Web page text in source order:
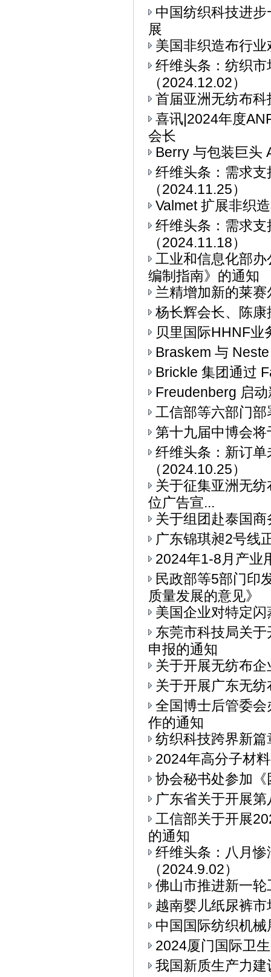
中国纺织科技进
展
美国非织造布行
纤维头条：纺织
（2024.12.02）
首届亚洲无纺布
喜讯|2024年度
会长
Berry 与包装巨头
纤维头条：需求
（2024.11.25）
Valmet 扩展非织
纤维头条：需求
（2024.11.18）
工业和信息化部
编制指南》的通知
兰精增加新的莱
杨长辉会长、陈
贝里国际HHNF业
Braskem 与
Brickle 集团通过
Freudenberg 启
工信部等六部门
第十九届中博会
纤维头条：新订
（2024.10.25）
关于征集亚洲无
位广告宣...
关于组团赴泰国
广东锦琪昶2号线
2024年1-8月产业
民政部等5部门印
质量发展的意见》
美国企业对特定
东莞市科技局关
申报的通知
关于开展无纺布
关于开展广东无
全国博士后管委
作的通知
纺织科技跨界新
2024年高分子材
协会秘书处参加
广东省关于开展
工信部关于开展
的通知
纤维头条：八月
（2024.9.02）
佛山市推进新一
越南婴儿纸尿裤
中国国际纺织机
2024厦门国际卫
我国新质生产力